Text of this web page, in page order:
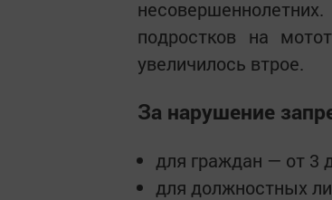
подростков на
увеличилось втрое.
За нарушение
для граждан — от 3
для должностных